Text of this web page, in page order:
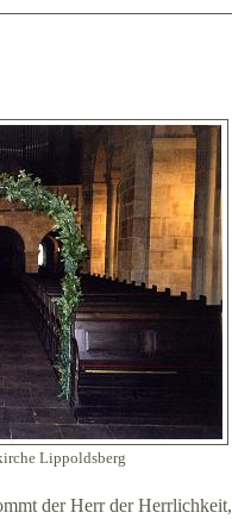
Lippoldsberg
der Herr der Herrlichkeit,